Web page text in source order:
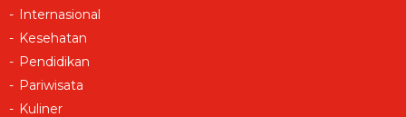
Internasional
Kesehatan
Pendidikan
Pariwisata
Kuliner